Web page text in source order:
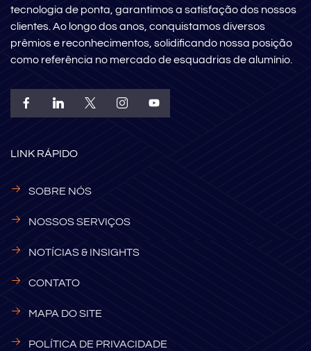
tecnologia de ponta, garantimos a satisfação dos nossos
clientes. Ao longo dos anos, conquistamos diversos
prêmios e reconhecimentos, solidificando nossa posição
como referência no mercado de esquadrias de alumínio.
LINK RÁPIDO
SOBRE NÓS
NOSSOS SERVIÇOS
NOTÍCIAS & INSIGHTS
CONTATO
MAPA DO SITE
POLÍTICA DE PRIVACIDADE